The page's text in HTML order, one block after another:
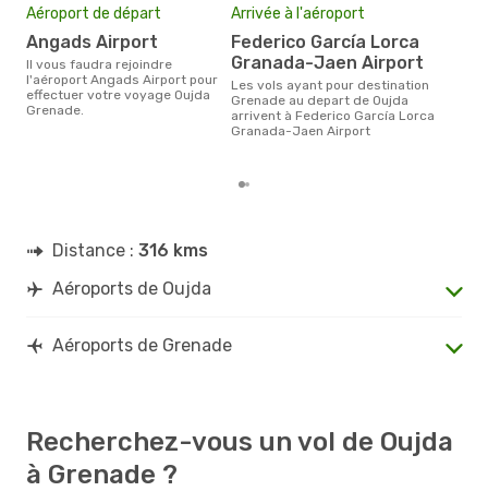
Aéroport de départ
Angads Airport
Il vous faudra rejoindre
l'aéroport Angads Airport pour
effectuer votre voyage Oujda
Grenade.
Arrivée à l'aéroport
Federico García Lorca
Granada-Jaen Airport
Les vols ayant pour destination
Grenade au depart de Oujda
arrivent à Federico García Lorca
Granada-Jaen Airport
Distance : 316 kms
Aéroports de Oujda
Aéroports de Grenade
Recherchez-vous un vol de Oujda
à Grenade ?